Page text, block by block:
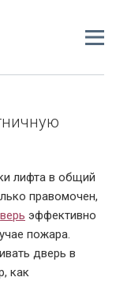
лифта в общий
правомочен,
эффективно
пожара.
дверь в
как